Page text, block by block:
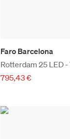
Faro Barcelona
Rotterdam 25 LED
795,43 €